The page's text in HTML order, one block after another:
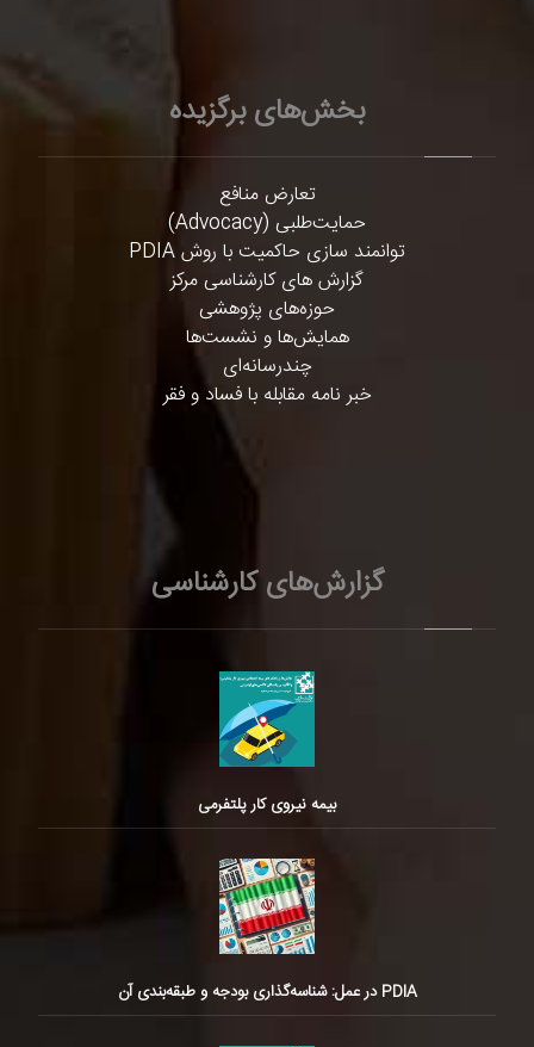
بخش‌های برگزیده
تعارض منافع
حمایت‌طلبی (Advocacy)
توانمند سازی حاکمیت با روش PDIA
گزارش های کارشناسی مرکز
حوزه‌های پژوهشی
همایش‌ها و نشست‌ها
چندرسانه‌ای
خبر نامه مقابله با فساد و فقر
گزارش‌های کارشناسی
بیمه نیروی کار پلتفرمی
PDIA در عمل: شناسه‌گذاری بودجه و طبقه‌بندی آن